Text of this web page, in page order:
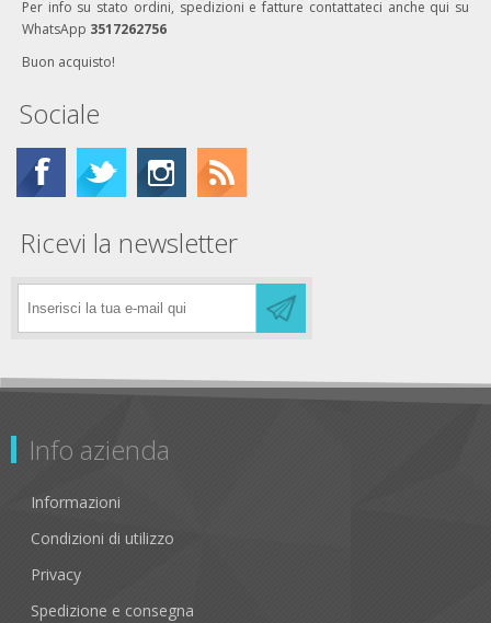
Per info su stato ordini, spedizioni e fatture contattateci anche qui su
WhatsApp 3517262756
Buon acquisto!
Sociale
Ricevi la newsletter
Info azienda
Informazioni
Condizioni di utilizzo
Privacy
Spedizione e consegna